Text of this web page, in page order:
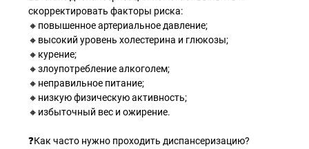
скорректировать факторы риска:
🔸повышенное артериальное давление;
🔸высокий уровень холестерина и глюкозы;
🔸курение;
🔸злоупотребление алкоголем;
🔸неправильное питание;
🔸низкую физическую активность;
🔸избыточный вес и ожирение.
❓Как часто нужно проходить диспансеризацию?